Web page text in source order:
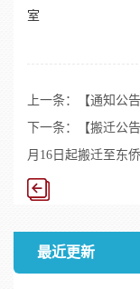
室
上一条：
【通知公
下一条：
【搬迁公
月16日起搬迁至东
最近更新